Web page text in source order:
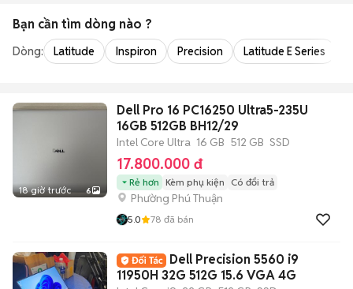
Bạn cần tìm dòng nào ?
Dòng: Latitude Inspiron Precision Latitude E Series
18 giờ trước 6
Dell Pro 16 PC16250 Ultra5-235U
16GB 512GB BH12/29
Intel Core Ultra 16 GB 512 GB SSD
17.800.000 đ
Rẻ hơn Kèm phụ kiện Có đổi trả
Phường Phú Thuận
5.0 78 đã bán
Dell Precision 5560 i9
11950H 32G 512G 15.6 VGA 4G